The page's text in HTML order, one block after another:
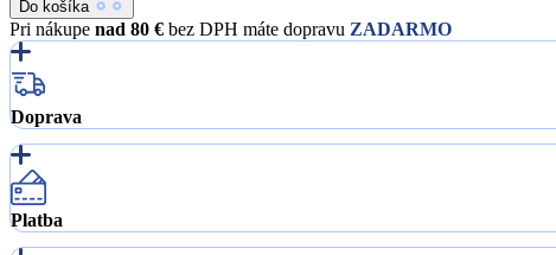
Do košíka
Pri nákupe nad 80 € bez DPH máte dopravu ZADARMO
Doprava
Platba